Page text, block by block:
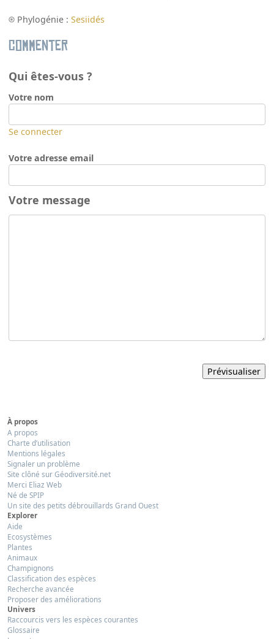
Phylogénie :Sesiidés
Commenter
Qui êtes-vous ?
Votre nom
Se connecter
Votre adresse email
Votre message
À propos
A propos
Charte d’utilisation
Mentions légales
Signaler un problème
Site clôné sur Géodiversité.net
Merci Eliaz Web
Né de SPIP
Un site des petits débrouillards Grand Ouest
Explorer
Aide
Ecosystèmes
Plantes
Animaux
Champignons
Classification des espèces
Recherche avancée
Proposer des améliorations
Univers
Raccourcis vers les espèces courantes
Glossaire